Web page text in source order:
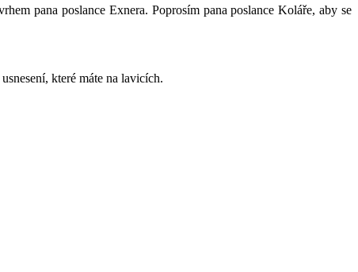
pana poslance Exnera. Poprosím pana poslance Koláře, aby se
které máte na lavicích.